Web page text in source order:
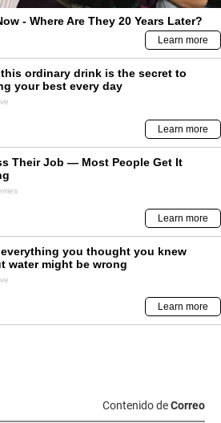
Contenido deCorreo